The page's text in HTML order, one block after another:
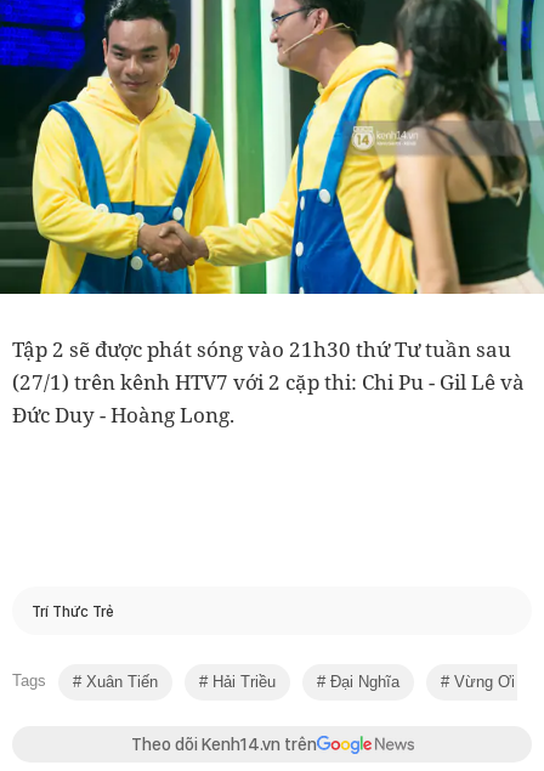
Tập 2 sẽ được phát sóng vào 21h30 thứ Tư tuần sau
(27/1) trên kênh HTV7 với 2 cặp thi: Chi Pu - Gil Lê và
Đức Duy - Hoàng Long.
Trí Thức Trẻ
Tags Xuân Tiến Hải Triều Đại Nghĩa Vừng Ơi
Theo dõi Kenh14.vn trên